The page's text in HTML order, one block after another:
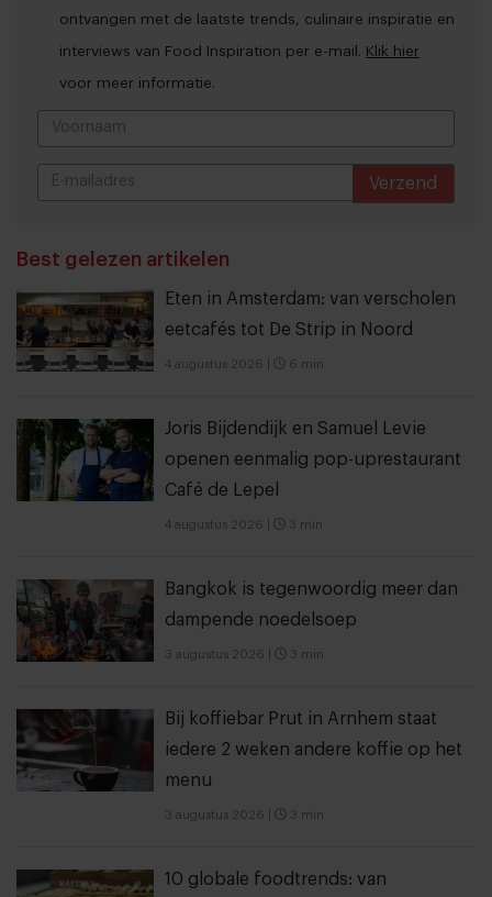
ontvangen met de laatste trends, culinaire inspiratie en
interviews van Food Inspiration per e-mail. Klik hier
voor meer informatie.
Verzend
Best gelezen artikelen
Eten in Amsterdam: van verscholen
eetcafés tot De Strip in Noord
4 augustus 2026 6 min
Joris Bijdendijk en Samuel Levie
openen eenmalig pop-uprestaurant
Café de Lepel
4 augustus 2026 3 min
Bangkok is tegenwoordig meer dan
dampende noedelsoep
3 augustus 2026 3 min
Bij koffiebar Prut in Arnhem staat
iedere 2 weken andere koffie op het
menu
3 augustus 2026 3 min
10 globale foodtrends: van